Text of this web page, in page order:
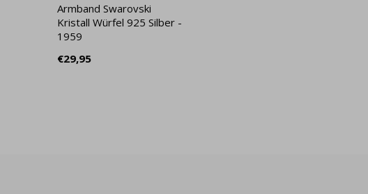
Armband Swarovski
Kristall Würfel 925 Silber -
1959
€29,95